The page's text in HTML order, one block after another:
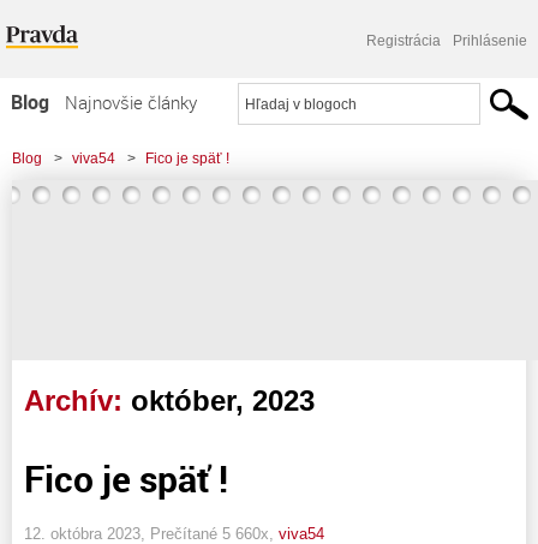
Registrácia Prihlásenie
Blog
Najnovšie články
Najčítanejšie články
Najkomentovanejšie články
Blog > viva54 > Fico je späť !
Archív: október, 2023
Fico je späť !
12. októbra 2023, Prečítané 5 660x, viva54